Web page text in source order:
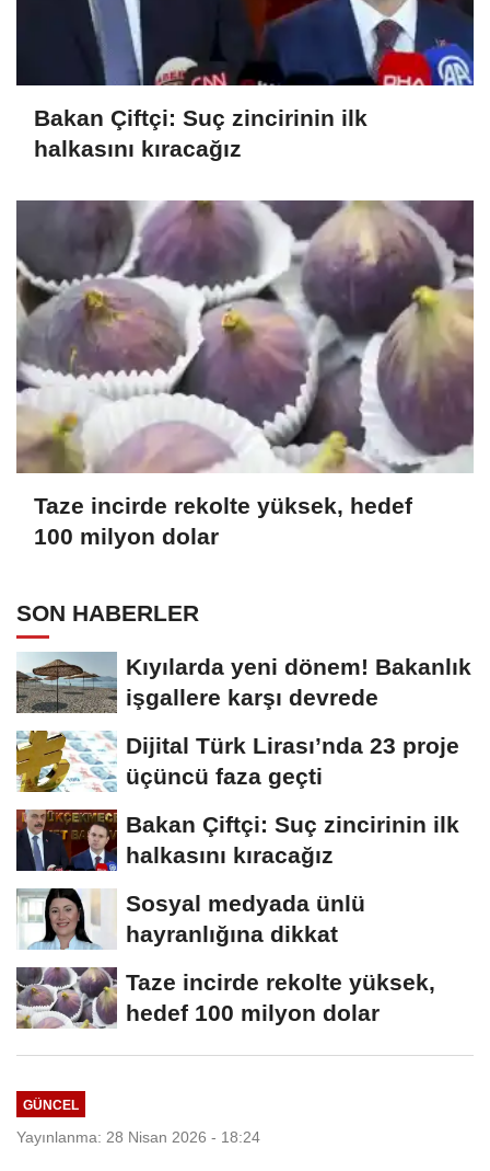
Bakan Çiftçi: Suç zincirinin ilk
halkasını kıracağız
Taze incirde rekolte yüksek, hedef
100 milyon dolar
SON HABERLER
Kıyılarda yeni dönem! Bakanlık
işgallere karşı devrede
Dijital Türk Lirası’nda 23 proje
üçüncü faza geçti
Bakan Çiftçi: Suç zincirinin ilk
halkasını kıracağız
Sosyal medyada ünlü
hayranlığına dikkat
Taze incirde rekolte yüksek,
hedef 100 milyon dolar
GÜNCEL
Yayınlanma: 28 Nisan 2026 - 18:24